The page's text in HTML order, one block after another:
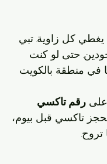
كل زاوية. تبي
حتى لو كنت
في منطقة بالكويت
رقم تاكسي
تاكسي قبل بيوم،